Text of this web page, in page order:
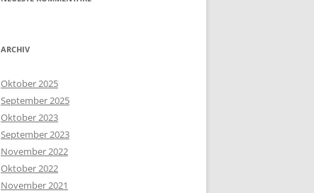
ARCHIV
Oktober 2025
September 2025
Oktober 2023
September 2023
November 2022
Oktober 2022
November 2021